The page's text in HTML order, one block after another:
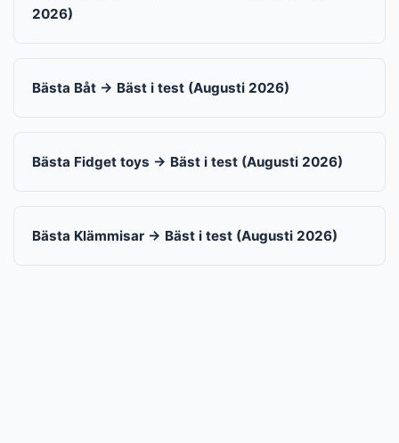
2026)
Bästa Båt → Bäst i test (Augusti 2026)
Bästa Fidget toys → Bäst i test (Augusti 2026)
Bästa Klämmisar → Bäst i test (Augusti 2026)